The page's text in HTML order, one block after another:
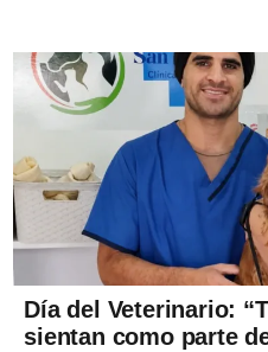
Día del Veterinario:
sientan como parte